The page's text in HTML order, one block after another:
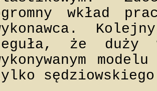
wkład
że duży
sędziowskiego